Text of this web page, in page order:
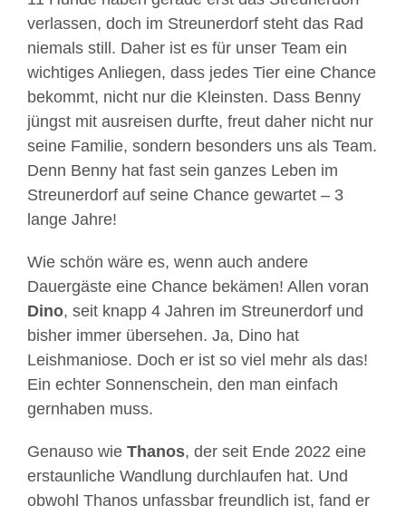
verlassen, doch im Streunerdorf steht das Rad
niemals still. Daher ist es für unser Team ein
wichtiges Anliegen, dass jedes Tier eine Chance
bekommt, nicht nur die Kleinsten. Dass Benny
jüngst mit ausreisen durfte, freut daher nicht nur
seine Familie, sondern besonders uns als Team.
Denn Benny hat fast sein ganzes Leben im
Streunerdorf auf seine Chance gewartet – 3
lange Jahre!
Wie schön wäre es, wenn auch andere
Dauergäste eine Chance bekämen! Allen voran
Dino, seit knapp 4 Jahren im Streunerdorf und
bisher immer übersehen. Ja, Dino hat
Leishmaniose. Doch er ist so viel mehr als das!
Ein echter Sonnenschein, den man einfach
gernhaben muss.
Genauso wie Thanos, der seit Ende 2022 eine
erstaunliche Wandlung durchlaufen hat. Und
obwohl Thanos unfassbar freundlich ist, fand er